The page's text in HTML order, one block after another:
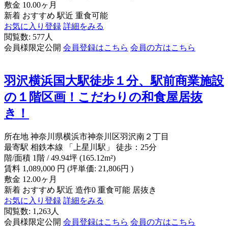
敷金 10.00ヶ月
新着 おすすめ 駅近 重食可能
お気に入り登録 詳細をみる
閲覧数: 577人
会員様限定公開 会員登録はこちら 会員の方はこちら
羽沢横浜国大駅徒歩１分、駅前商業施設
の１階区画！こだわりの和食屋居抜
き！
所在地 神奈川県横浜市神奈川区羽沢南２丁目
最寄駅 相鉄本線 「上星川駅」 徒歩：25分
階/面積 1階 / 49.94坪 (165.12m²)
賃料 1,089,000 円 (坪単価: 21,806円 )
敷金 12.00ヶ月
新着 おすすめ 駅近 造作0 重食可能 居抜き
お気に入り登録 詳細をみる
閲覧数: 1,263人
会員様限定公開 会員登録はこちら 会員の方はこちら